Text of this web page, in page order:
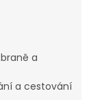
a
a cestování